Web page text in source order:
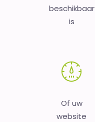
beschikbaar
is
Of uw
website